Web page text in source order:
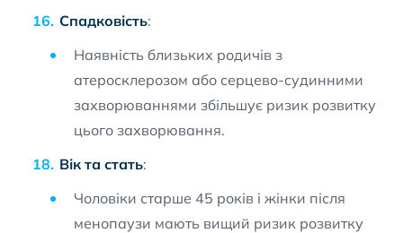
Спадковість:
Наявність близьких родичів з
атеросклерозом або серцево-судинними
захворюваннями збільшує ризик розвитку
цього захворювання.
Вік та стать:
Чоловіки старше 45 років і жінки після
менопаузи мають вищий ризик розвитку